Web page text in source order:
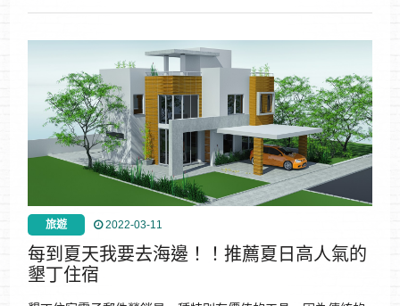
旅遊 2022-03-11
每到夏天我要去海邊！！推薦夏日高人氣的
墾丁住宿